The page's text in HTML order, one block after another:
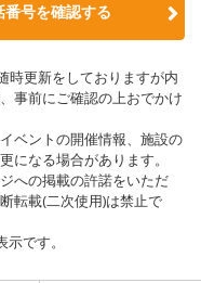
号を確認する
時更新をしておりますが内
事前にご確認の上おでかけ
ベントの開催情報、施設の
になる場合があります。
への掲載の許諾をいただ
転載(二次使用)は禁止で
です。